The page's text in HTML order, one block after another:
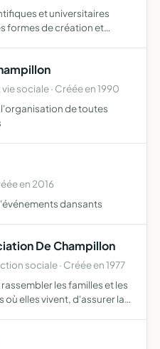
et universitaires
formes de création et
sociale · Créée en 1990
de toutes
en 2016
dansants
De Champillon
sociale · Créée en 1977
les familles et les
elles vivent, d'assurer la